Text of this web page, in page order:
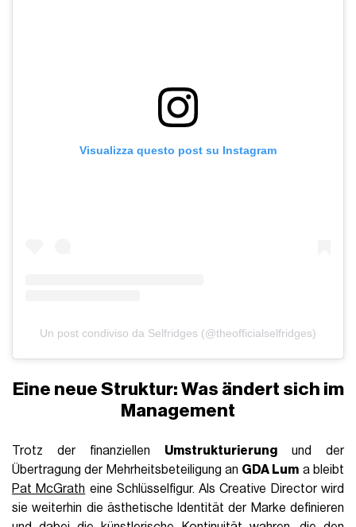
Visualizza questo post su Instagram
Un post condiviso da Selfridges (@theofficialselfridges)
Eine neue Struktur: Was ändert sich im
Management
Trotz der finanziellen Umstrukturierung und der
Übertragung der Mehrheitsbeteiligung an GDA Lum a bleibt
Pat McGrath eine Schlüsselfigur. Als Creative Director wird
sie weiterhin die ästhetische Identität der Marke definieren